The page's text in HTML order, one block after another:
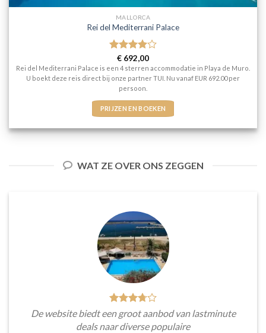
MALLORCA
Rei del Mediterrani Palace
Gewaardeerd
4uit 5
€ 692,00
Rei del Mediterrani Palace is een 4 sterren accommodatie in Playa de Muro.
U boekt deze reis direct bij onze partner TUI. Nu vanaf EUR 692.00 per
persoon.
PRIJZEN EN BOEKEN
WAT ZE OVER ONS ZEGGEN
De website biedt een groot aanbod van lastminute
deals naar diverse populaire